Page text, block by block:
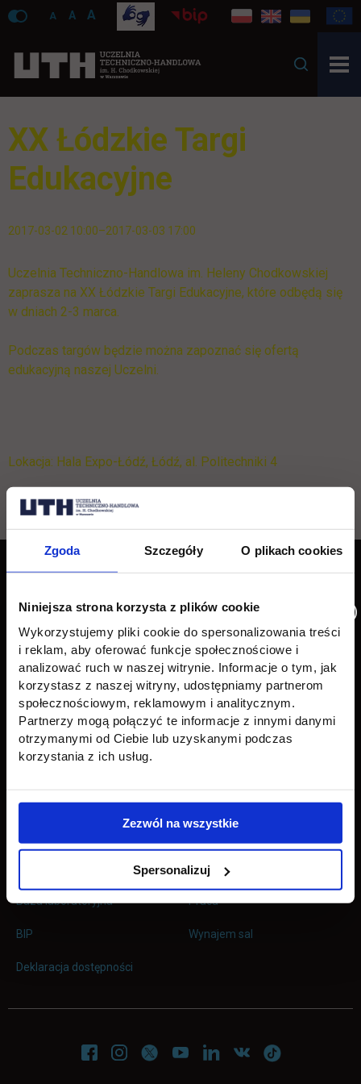
Zgoda Szczegóły O plikach cookies
Niniejsza strona korzysta z plików cookie
Wykorzystujemy pliki cookie do spersonalizowania treści
i reklam, aby oferować funkcje społecznościowe i
analizować ruch w naszej witrynie. Informacje o tym, jak
korzystasz z naszej witryny, udostępniamy partnerom
społecznościowym, reklamowym i analitycznym.
Partnerzy mogą połączyć te informacje z innymi danymi
otrzymanymi od Ciebie lub uzyskanymi podczas
korzystania z ich usług.
Zezwól na wszystkie
Spersonalizuj
A A A
XX Łódzkie Targi
Edukacyjne
2017-03-02 10:00–2017-03-03 17:00
Uczelnia Techniczno-Handlowa im. Heleny Chodkowskiej
zaprasza na XX Łódzkie Targi Edukacyjne, które odbędą się
w dniach 2-3 marca.
Podczas targów będzie można zapoznać się ofertą
edukacyjną naszej Uczelni.
Lokacja: Hala Expo-Łódź, Łódź, al. Politechniki 4
Pomiń
stopkę
Informacje w stopce
Edukacja
Inżynierskie
Magisterskie
Podyplomowe
Płońsk
Student
Biblioteka
Stypendia
Opłaty
Uczelnia
Misja
Baza laboratoryjna
BIP
Deklaracja dostępności
Wydział Zarządzania i Logistyki
Wydział Zamiejscowy Płońsk
Pracalink otwiera się w nowej
Wynajem sal